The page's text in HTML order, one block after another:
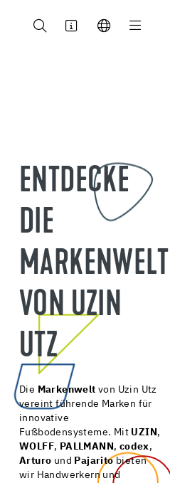
ENTDECKE
DIE
MARKENWELT
VON UZIN
UTZ
Die Markenwelt von Uzin Utz
vereint führende Marken für
innovative
Fußbodensysteme. Mit UZIN ,
WOLFF, PALLMANN , codex,
Arturo und Pajaritobieten
wir Handwerkern und